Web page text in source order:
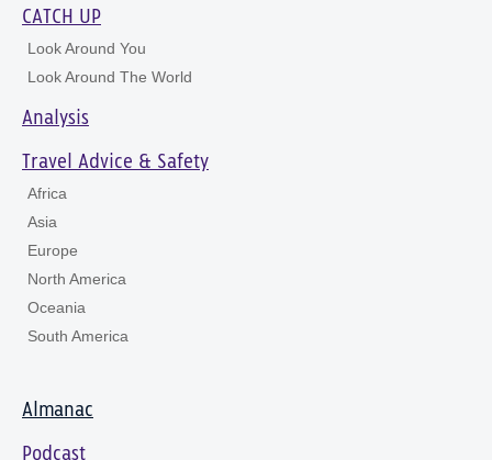
CATCH UP
Look Around You
Look Around The World
Analysis
Travel Advice & Safety
Africa
Asia
Europe
North America
Oceania
South America
Almanac